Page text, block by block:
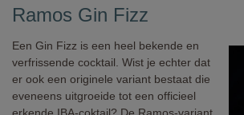
Ramos Gin Fizz
Een Gin Fizz is een heel bekende en
verfrissende cocktail. Wist je echter dat
er ook een originele variant bestaat die
eveneens uitgroeide tot een officieel